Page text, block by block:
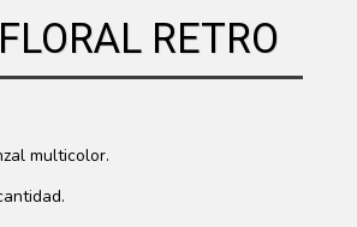
RETRO
multicolor.